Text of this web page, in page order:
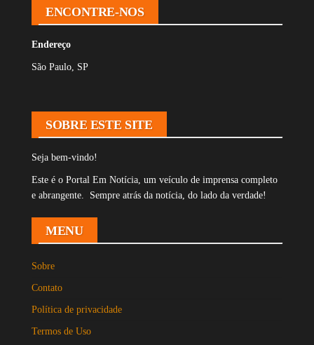
ENCONTRE-NOS
Endereço
São Paulo, SP
SOBRE ESTE SITE
Seja bem-vindo!
Este é o Portal Em Notícia, um veículo de imprensa completo
e abrangente. Sempre atrás da notícia, do lado da verdade!
MENU
Sobre
Contato
Política de privacidade
Termos de Uso